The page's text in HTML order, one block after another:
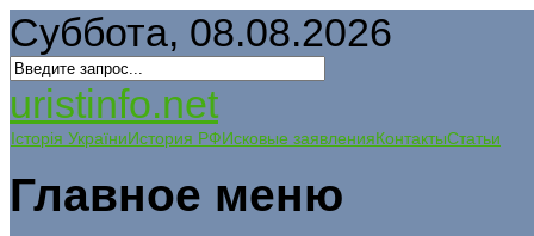
Суббота, 08.08.2026
uristinfo.net
Історія УкраїниИстория РФИсковые заявленияКонтактыСтатьи
Главное меню